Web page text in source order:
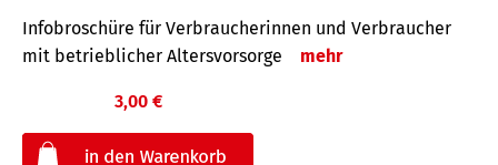
Infobroschüre für Verbraucherinnen und Verbraucher
mit betrieblicher Altersvorsorge
mehr
3,00 €